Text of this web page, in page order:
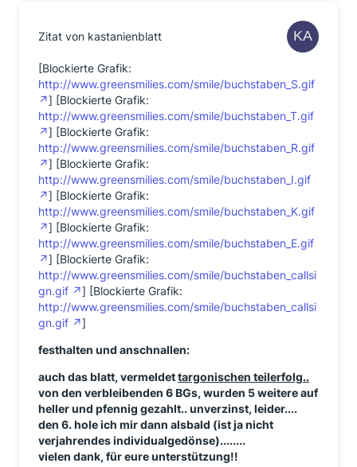
Zitat von kastanienblatt
[Blockierte Grafik:
http://www.greensmilies.com/smile/buchstaben_S.gif
] [Blockierte Grafik:
http://www.greensmilies.com/smile/buchstaben_T.gif
] [Blockierte Grafik:
http://www.greensmilies.com/smile/buchstaben_R.gif
] [Blockierte Grafik:
http://www.greensmilies.com/smile/buchstaben_I.gif
] [Blockierte Grafik:
http://www.greensmilies.com/smile/buchstaben_K.gif
] [Blockierte Grafik:
http://www.greensmilies.com/smile/buchstaben_E.gif
] [Blockierte Grafik:
http://www.greensmilies.com/smile/buchstaben_callsi
gn.gif
] [Blockierte Grafik:
http://www.greensmilies.com/smile/buchstaben_callsi
gn.gif
]
festhalten und anschnallen:
auch das blatt, vermeldettargonischen teilerfolg..
von den verbleibenden 6 BGs, wurden 5 weitere auf
heller und pfennig gezahlt.. unverzinst, leider....
den 6. hole ich mir dann alsbald (ist ja nicht
verjahrendes individualgedönse)........
vielen dank, für eure unterstützung!!